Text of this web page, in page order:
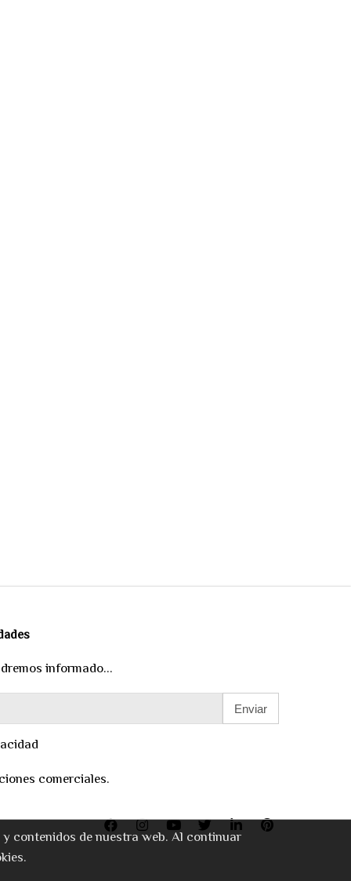
informado...
Enviar
comerciales.
contenidos de nuestra web. Al continuar